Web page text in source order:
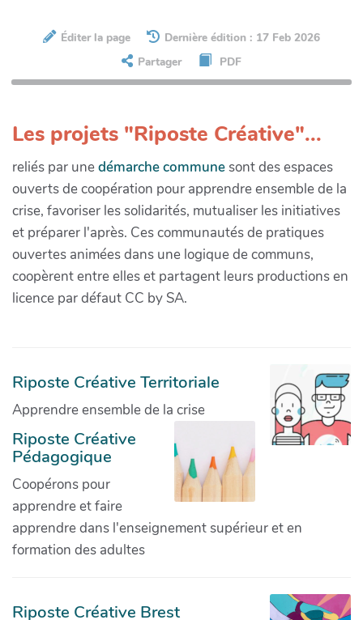
Éditer la page
Dernière édition : 17 Feb 2026
Partager
PDF